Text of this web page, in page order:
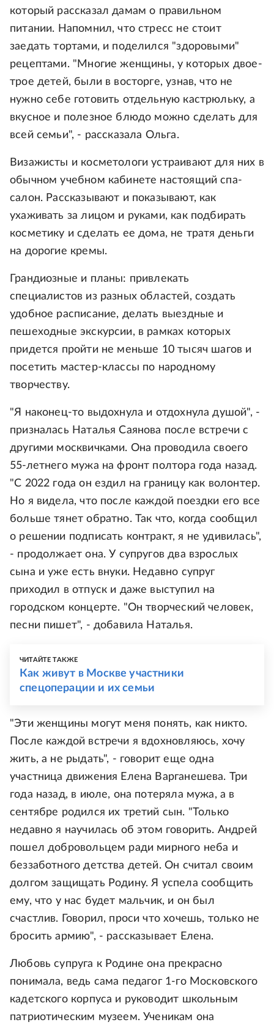
который рассказал дамам о правильном
питании. Напомнил, что стресс не стоит
заедать тортами, и поделился "здоровыми"
рецептами. "Многие женщины, у которых двое-
трое детей, были в восторге, узнав, что не
нужно себе готовить отдельную кастрюльку, а
вкусное и полезное блюдо можно сделать для
всей семьи", - рассказала Ольга.
Визажисты и косметологи устраивают для них в
обычном учебном кабинете настоящий спа-
салон. Рассказывают и показывают, как
ухаживать за лицом и руками, как подбирать
косметику и сделать ее дома, не тратя деньги
на дорогие кремы.
Грандиозные и планы: привлекать
специалистов из разных областей, создать
удобное расписание, делать выездные и
пешеходные экскурсии, в рамках которых
придется пройти не меньше 10 тысяч шагов и
посетить мастер-классы по народному
творчеству.
"Я наконец-то выдохнула и отдохнула душой", -
призналась Наталья Саянова после встречи с
другими москвичками. Она проводила своего
55-летнего мужа на фронт полтора года назад.
"С 2022 года он ездил на границу как волонтер.
Но я видела, что после каждой поездки его все
больше тянет обратно. Так что, когда сообщил
о решении подписать контракт, я не удивилась",
- продолжает она. У супругов два взрослых
сына и уже есть внуки. Недавно супруг
приходил в отпуск и даже выступил на
городском концерте. "Он творческий человек,
песни пишет", - добавила Наталья.
ЧИТАЙТЕ ТАКЖЕ
Как живут в Москве участники
спецоперации и их семьи
"Эти женщины могут меня понять, как никто.
После каждой встречи я вдохновляюсь, хочу
жить, а не рыдать", - говорит еще одна
участница движения Елена Варганешева. Три
года назад, в июле, она потеряла мужа, а в
сентябре родился их третий сын. "Только
недавно я научилась об этом говорить. Андрей
пошел добровольцем ради мирного неба и
беззаботного детства детей. Он считал своим
долгом защищать Родину. Я успела сообщить
ему, что у нас будет мальчик, и он был
счастлив. Говорил, проси что хочешь, только не
бросить армию", - рассказывает Елена.
Любовь супруга к Родине она прекрасно
понимала, ведь сама педагог 1-го Московского
кадетского корпуса и руководит школьным
патриотическим музеем. Ученикам она